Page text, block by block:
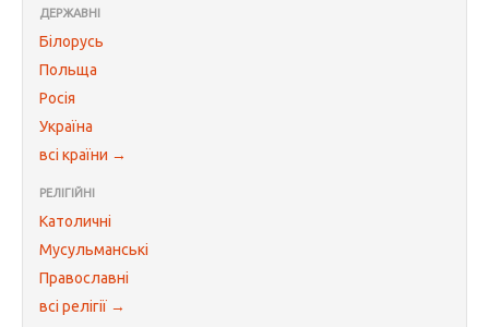
ДЕРЖАВНІ
Білорусь
Польща
Росія
Україна
всі країни →
РЕЛІГІЙНІ
Католичні
Мусульманські
Православні
всі релігії →